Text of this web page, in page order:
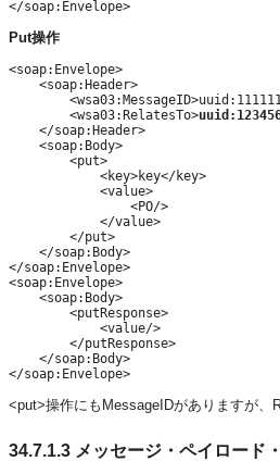
Put操作
<soap:Envelope>
    <soap:Header>
        <wsa03:RelatesTo>
    </soap:Header>
    <soap:Body>
        <put>
            <key>key</key>
            <value>
                <PO/>
            </value>
        </put>
    </soap:Body>
</soap:Envelope>
<soap:Envelope>
    <soap:Body>
        <putResponse>
            <value/>
        </putResponse>
    </soap:Body>
<put>操作にもMessageIDがありますが、
34.7.1.3 メッセージ・ペイロード